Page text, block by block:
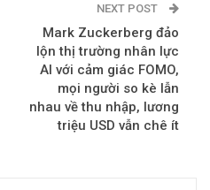
NEXT POST
Mark Zuckerberg đảo
lộn thị trường nhân lực
AI với cảm giác FOMO,
mọi người so kè lẫn
nhau về thu nhập, lương
triệu USD vẫn chê ít